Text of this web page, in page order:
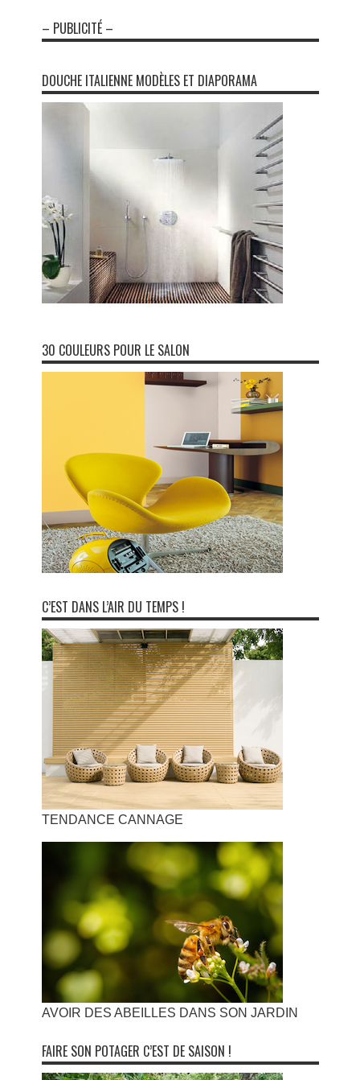
– PUBLICITÉ –
DOUCHE ITALIENNE MODÈLES ET DIAPORAMA
30 COULEURS POUR LE SALON
C’EST DANS L’AIR DU TEMPS !
TENDANCE CANNAGE
AVOIR DES ABEILLES DANS SON JARDIN
FAIRE SON POTAGER C’EST DE SAISON !